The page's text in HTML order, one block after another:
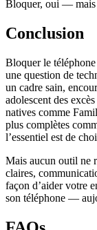
Bloquer, oui — mais
Conclusion
Bloquer le téléphone
une question de
un cadre sain,
adolescent des
natives comme
plus complètes
l’essentiel est de
Mais aucun outil ne
claires,
façon d’aider votre
son téléphone —